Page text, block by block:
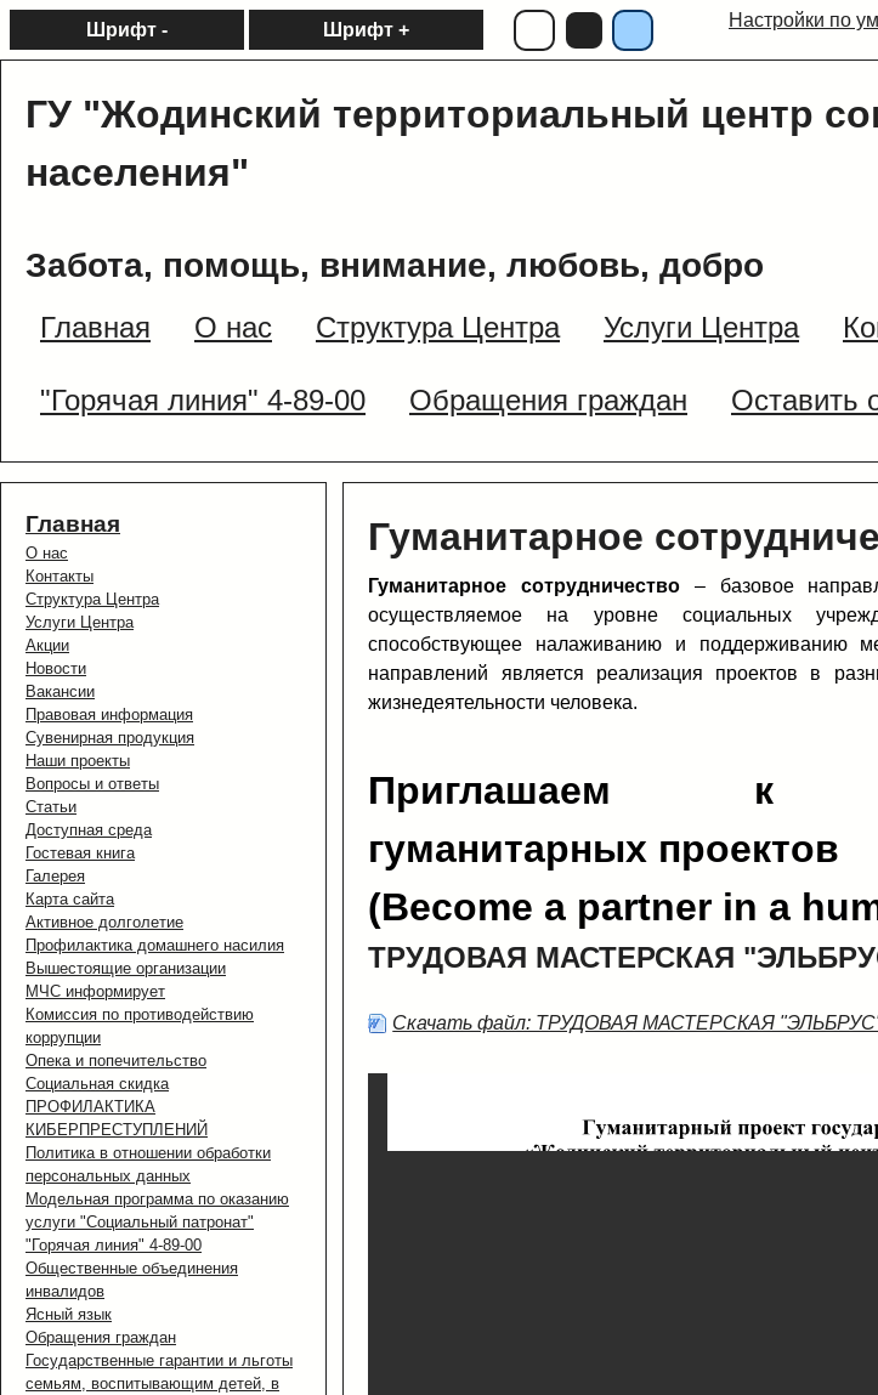
Шрифт - Шрифт + Настройки по
ГУ "Жодинский территориальный центр
населения"
Забота, помощь, внимание, любовь, добро
Главная О нас Структура Центра Услуги Центра
"Горячая линия" 4-89-00 Обращения граждан Оставить
Главная
О нас
Контакты
Структура Центра
Услуги Центра
Акции
Новости
Вакансии
Правовая информация
Сувенирная продукция
Наши проекты
Вопросы и ответы
Статьи
Доступная среда
Гостевая книга
Галерея
Карта сайта
Активное долголетие
Профилактика домашнего насилия
Вышестоящие организации
МЧС информирует
Комиссия по противодействию
коррупции
Опека и попечительство
Социальная скидка
ПРОФИЛАКТИКА
КИБЕРПРЕСТУПЛЕНИЙ
Политика в отношении обработки
персональных данных
Модельная программа по оказанию
услуги "Социальный патронат"
"Горячая линия" 4-89-00
Общественные объединения
инвалидов
Ясный язык
Обращения граждан
Государственные гарантии и льготы
семьям, воспитывающим детей, в
Гуманитарное
Гуманитарное сотрудничество – базовое
осуществляемое на уровне социальных
способствующее налаживанию и поддерживанию
направлений является реализация проектов в
жизнедеятельности человека.
Приглашаем к
гуманитарных проектов
(Become a partner in a
ТРУДОВАЯ МАСТЕРСКАЯ
Скачать файл: ТРУДОВАЯ МАСТЕРСКАЯ